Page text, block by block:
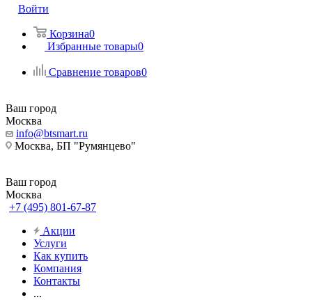
Войти
Корзина0
Избранные товары0
Сравнение товаров0
Ваш город
Москва
info@btsmart.ru
Москва, БП "Румянцево"
Ваш город
Москва
+7 (495) 801-67-87
Акции
Услуги
Как купить
Компания
Контакты
...